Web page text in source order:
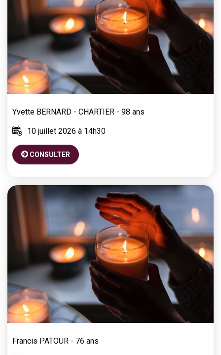
Yvette BERNARD - CHARTIER - 98 ans
10 juillet 2026 à 14h30
CONSULTER
Francis PATOUR - 76 ans